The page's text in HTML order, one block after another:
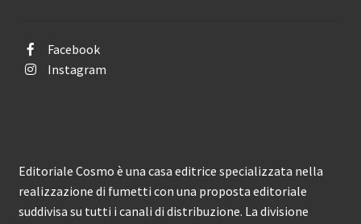
Facebook
Instagram
Editoriale Cosmo è una casa editrice specializzata nella
realizzazione di fumetti con una proposta editoriale
suddivisa su tutti i canali di distribuzione. La divisione